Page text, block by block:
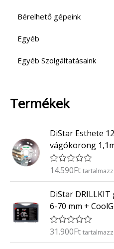
Bérelhető gépeink
Egyéb
Egyéb Szolgáltatásaink
Termékek
DiStar Esthete
vágókorong
É
é
k
e
l
é
s
:
14.590Ft
DiStar
6-70 mm +
É
31.900Ft